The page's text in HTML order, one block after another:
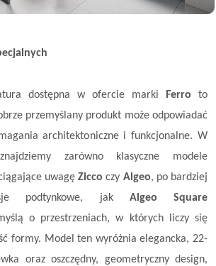
dostępna w ofercie marki Ferro to
przemyślany produkt może odpowiadać
architektoniczne i funkcjonalne. W
zarówno klasyczne modele
uwagę Ziccoczy Algeo, po bardziej
podtynkowe, jak Algeo Square
o przestrzeniach, w których liczy się
formy. Model ten wyróżnia elegancka, 22-
oraz oszczędny, geometryczny design,